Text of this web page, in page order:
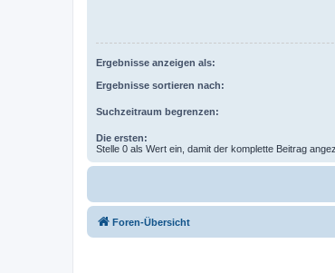
Ergebnisse anzeigen als:
Ergebnisse sortieren nach:
Suchzeitraum begrenzen:
Die ersten:
Stelle 0 als Wert ein, damit der komplette Beitrag
Foren-Übersicht